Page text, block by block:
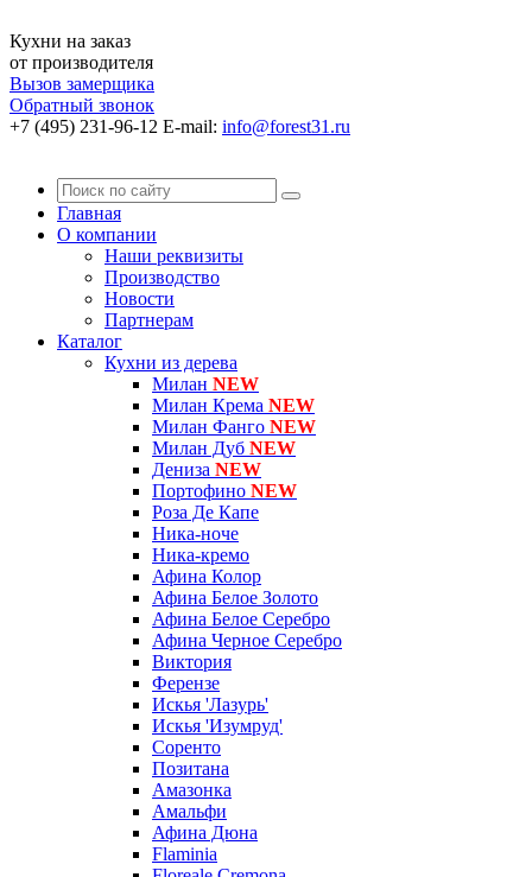
Кухни на заказ
от производителя
Вызов замерщика
Обратный звонок
+7 (495) 231-96-12 E-mail: info@forest31.ru
Главная
О компании
Наши реквизиты
Производство
Новости
Партнерам
Каталог
Кухни из дерева
Милан NEW
Милан Крема NEW
Милан Фанго NEW
Милан Дуб NEW
Дениза NEW
Портофино NEW
Роза Де Капе
Ника-ноче
Ника-кремо
Афина Колор
Афина Белое Золото
Афина Белое Серебро
Афина Черное Серебро
Виктория
Ферензе
Искья 'Лазурь'
Искья 'Изумруд'
Соренто
Позитана
Амазонка
Амальфи
Афина Дюна
Flaminia